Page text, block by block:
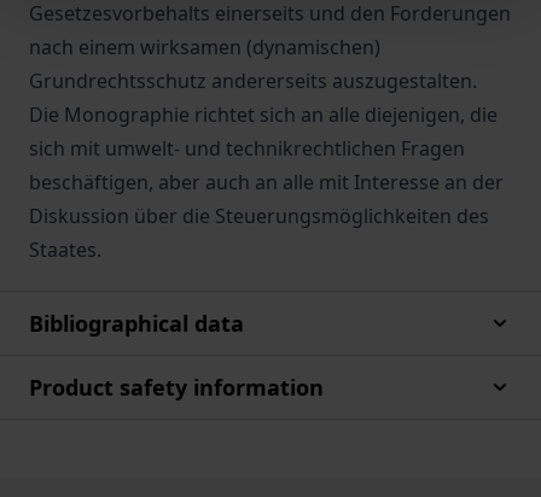
Gesetzesvorbehalts einerseits und den Forderungen
nach einem wirksamen (dynamischen)
Grundrechtsschutz andererseits auszugestalten.
Die Monographie richtet sich an alle diejenigen, die
sich mit umwelt- und technikrechtlichen Fragen
beschäftigen, aber auch an alle mit Interesse an der
Diskussion über die Steuerungsmöglichkeiten des
Staates.
Bibliographical data
Product safety information